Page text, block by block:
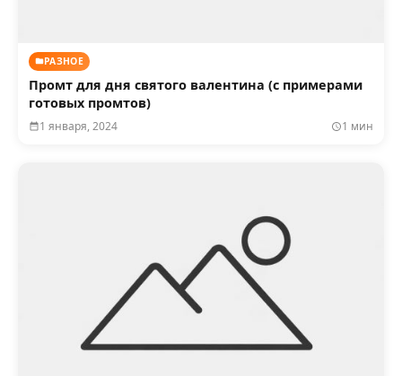
РАЗНОЕ
Промт для дня святого валентина (с примерами
готовых промтов)
1 января, 2024 1 мин